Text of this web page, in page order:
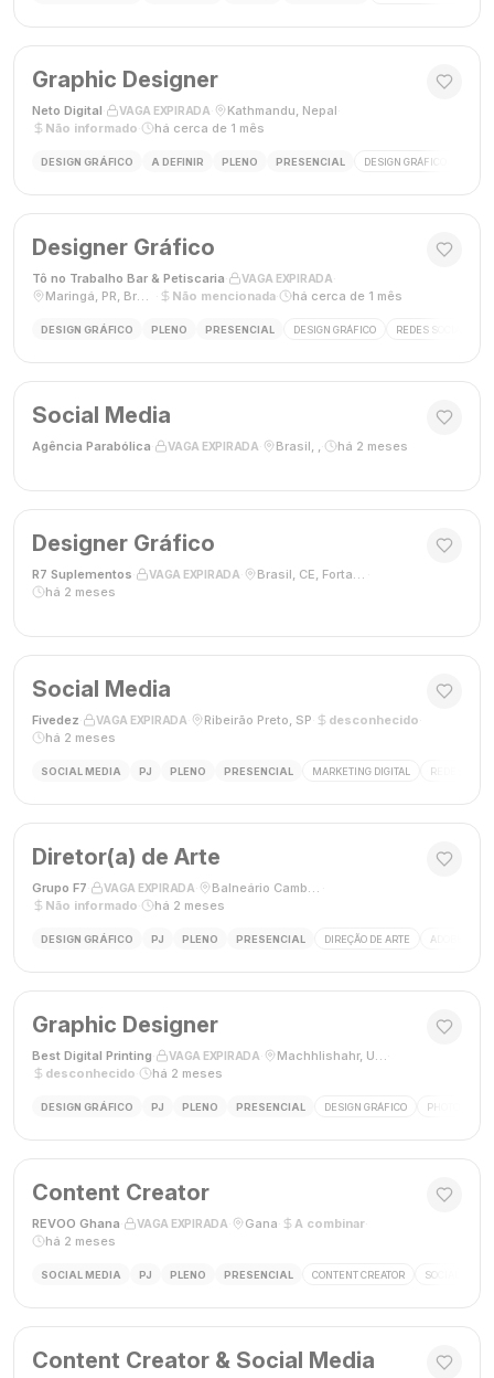
Graphic Designer
Neto Digital VAGA EXPIRADA Kathmandu, Nepal
Não informado
há cerca de 1 mês
DESIGN GRÁFICO A DEFINIR PLENO PRESENCIAL DESIGN GRÁFICO
Designer Gráfico
Tô no Trabalho Bar & Petiscaria VAGA EXPIRADA
Maringá, PR, Brasil
Não mencionada há cerca de 1 mês
DESIGN GRÁFICO PLENO PRESENCIAL DESIGN GRÁFICO REDES SOCIAIS
Social Media
Agência Parabólica VAGA EXPIRADA Brasil, , há 2 meses
Designer Gráfico
R7 Suplementos VAGA EXPIRADA Brasil, CE, Fortaleza
há 2 meses
Social Media
Fivedez VAGA EXPIRADA Ribeirão Preto, SP desconhecido
há 2 meses
SOCIAL MEDIA PJ PLENO PRESENCIAL MARKETING DIGITAL REDES
Diretor(a) de Arte
Grupo F7 VAGA EXPIRADA Balneário Camboriú, SC, Brasil
Não informado
há 2 meses
DESIGN GRÁFICO PJ PLENO PRESENCIAL DIREÇÃO DE ARTE ADOBE
Graphic Designer
Best Digital Printing VAGA EXPIRADA Machhlishahr, Uttar Pradesh, Índia
desconhecido
há 2 meses
DESIGN GRÁFICO PJ PLENO PRESENCIAL DESIGN GRÁFICO PHOTOSHOP
Content Creator
REVOO Ghana VAGA EXPIRADA Gana A combinar·
há 2 meses
SOCIAL MEDIA PJ PLENO PRESENCIAL CONTENT CREATOR SOCIAL MEDIA
Content Creator & Social Media